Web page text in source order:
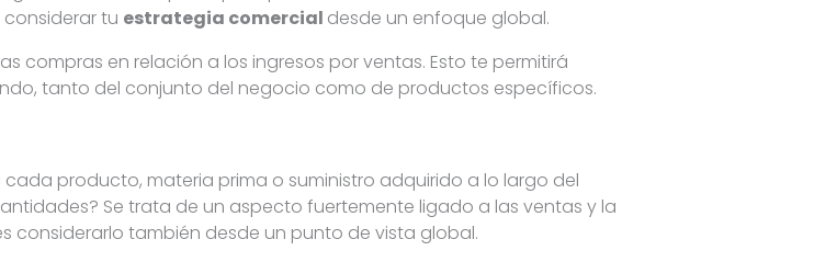
tu estrategia comercial desde un enfoque global.
compras en relación a los ingresos por ventas. Esto te permitirá
tanto del conjunto del negocio como de productos específicos.
cada producto, materia prima o suministro adquirido a lo largo del
Se trata de un aspecto fuertemente ligado a las ventas y la
considerarlo también desde un punto de vista global.